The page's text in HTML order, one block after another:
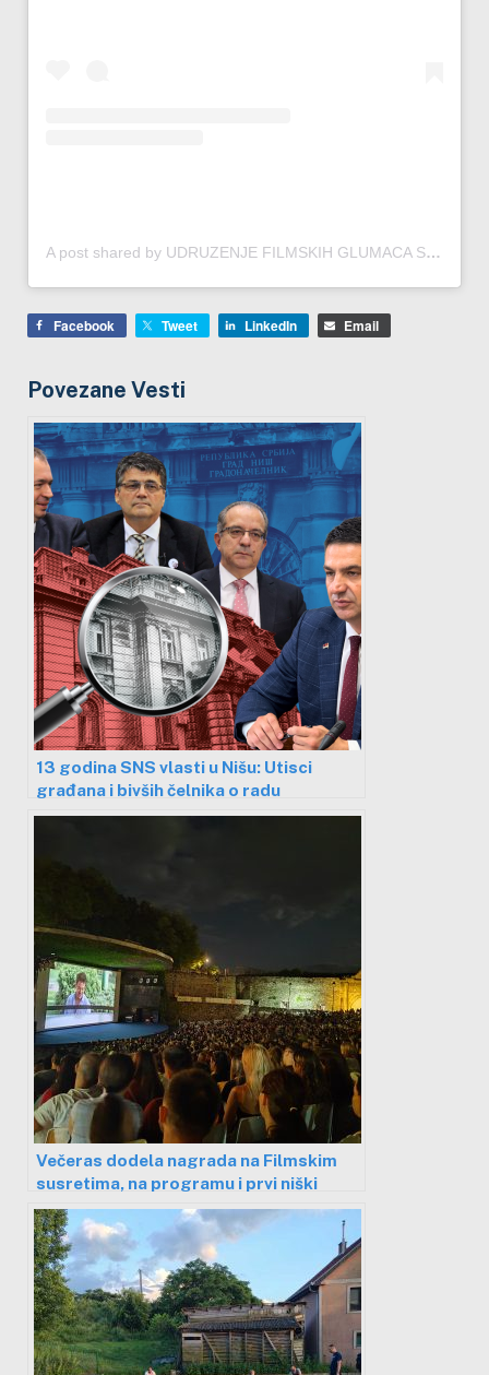
A post shared by UDRUZENJE FILMSKIH GLUMACA SRB (@ufgsrbije)
Facebook Tweet LinkedIn Email
Povezane Vesti
13 godina SNS vlasti u Nišu: Utisci
građana i bivših čelnika o radu
gradonačelnika koji skandira “ustaše”
Večeras dodela nagrada na Filmskim
susretima, na programu i prvi niški
dugometražni film